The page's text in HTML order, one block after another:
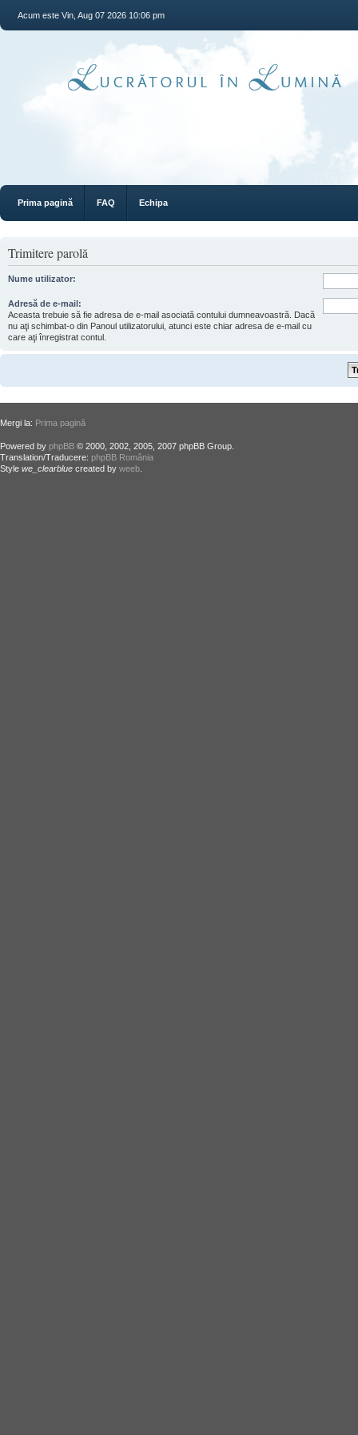
Acum este Vin, Aug 07 2026 10:06 pm
Prima pagină FAQ Echipa
Trimitere parolă
Nume utilizator:
Adresă de e-mail:
Aceasta trebuie să fie adresa de e-mail asociată contului dumneavoastră. Dacă
nu aţi schimbat-o din Panoul utilizatorului, atunci este chiar adresa de e-mail cu
care aţi înregistrat contul.
Mergi la: Prima pagină
Powered by phpBB © 2000, 2002, 2005, 2007 phpBB Group.
Translation/Traducere: phpBB România
Style we_clearblue created by weeb